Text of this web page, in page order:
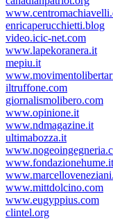
enricaperucchietti.blog
video.icic-net.com
www.lapekoranera.it
mepiu.it
iltruffone.com
giornalismolibero.com
www.opinione.it
www.ndmagazine.it
ultimabozza.it
www.fondazionehume.it
www.mittdolcino.com
www.eugyppius.com
clintel.org